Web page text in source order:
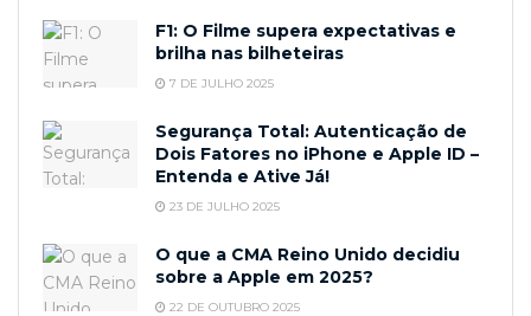
F1: O Filme supera expectativas e
brilha nas bilheteiras
7 DE JULHO 2025
Segurança Total: Autenticação de
Dois Fatores no iPhone e Apple ID –
Entenda e Ative Já!
23 DE JULHO 2025
O que a CMA Reino Unido decidiu
sobre a Apple em 2025?
22 DE OUTUBRO 2025